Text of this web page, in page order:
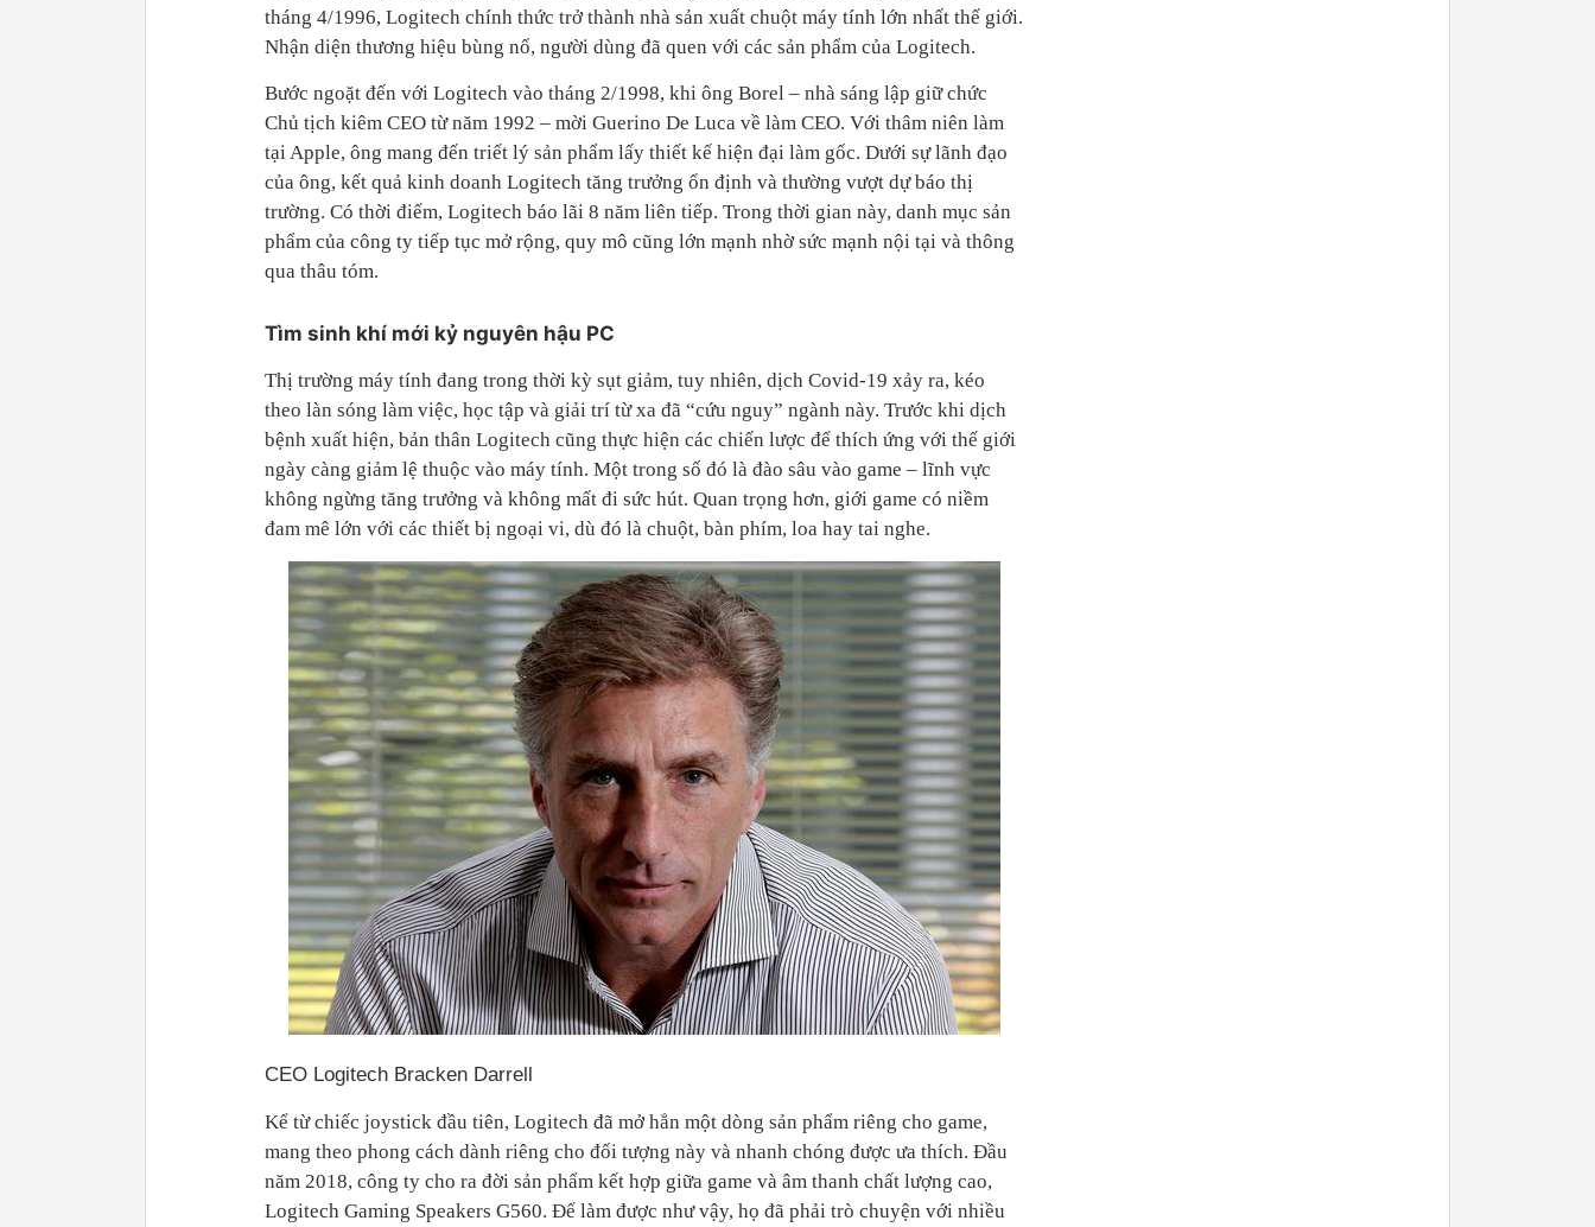
tháng 4/1996, Logitech chính thức trở thành nhà sản xuất chuột máy tính lớn nhất thế giới.
Nhận diện thương hiệu bùng nổ, người dùng đã quen với các sản phẩm của Logitech.
Bước ngoặt đến với Logitech vào tháng 2/1998, khi ông Borel – nhà sáng lập giữ chức
Chủ tịch kiêm CEO từ năm 1992 – mời Guerino De Luca về làm CEO. Với thâm niên làm
tại Apple, ông mang đến triết lý sản phẩm lấy thiết kế hiện đại làm gốc. Dưới sự lãnh đạo
của ông, kết quả kinh doanh Logitech tăng trưởng ổn định và thường vượt dự báo thị
trường. Có thời điểm, Logitech báo lãi 8 năm liên tiếp. Trong thời gian này, danh mục sản
phẩm của công ty tiếp tục mở rộng, quy mô cũng lớn mạnh nhờ sức mạnh nội tại và thông
qua thâu tóm.
Tìm sinh khí mới kỷ nguyên hậu PC
Thị trường máy tính đang trong thời kỳ sụt giảm, tuy nhiên, dịch Covid-19 xảy ra, kéo
theo làn sóng làm việc, học tập và giải trí từ xa đã “cứu nguy” ngành này. Trước khi dịch
bệnh xuất hiện, bản thân Logitech cũng thực hiện các chiến lược để thích ứng với thế giới
ngày càng giảm lệ thuộc vào máy tính. Một trong số đó là đào sâu vào game – lĩnh vực
không ngừng tăng trưởng và không mất đi sức hút. Quan trọng hơn, giới game có niềm
đam mê lớn với các thiết bị ngoại vi, dù đó là chuột, bàn phím, loa hay tai nghe.
CEO Logitech Bracken Darrell
Kể từ chiếc joystick đầu tiên, Logitech đã mở hẳn một dòng sản phẩm riêng cho game,
mang theo phong cách dành riêng cho đối tượng này và nhanh chóng được ưa thích. Đầu
năm 2018, công ty cho ra đời sản phẩm kết hợp giữa game và âm thanh chất lượng cao,
Logitech Gaming Speakers G560. Để làm được như vậy, họ đã phải trò chuyện với nhiều